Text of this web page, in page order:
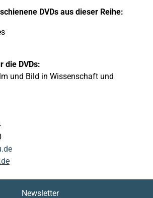
DVDs aus dieser Reihe:
die DVDs:
und Bild in Wissenschaft und
Newsletter